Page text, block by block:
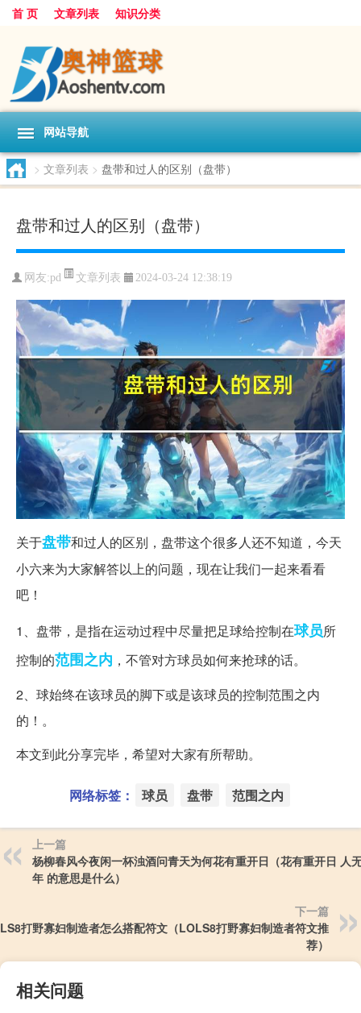
首 页 文章列表 知识分类
网站导航
> 文章列表 > 盘带和过人的区别（盘带）
盘带和过人的区别（盘带）
网友:pd 文章列表 2024-03-24 12:38:19
关于盘带和过人的区别，盘带这个很多人还不知道，今天
小六来为大家解答以上的问题，现在让我们一起来看看
吧！
1、盘带，是指在运动过程中尽量把足球给控制在球员所
控制的范围之内 ，不管对方球员如何来抢球的话。
2、球始终在该球员的脚下或是该球员的控制范围之内
的！。
本文到此分享完毕，希望对大家有所帮助。
网络标签： 球员 盘带 范围之内
上一篇
杨柳春风今夜闲一杯浊酒问青天为何花有重开日（花有重开日 人
年 的意思是什么）
下一篇
打野寡妇制造者怎么搭配符文（LOLS8打野寡妇制造者符文推
荐）
相关问题